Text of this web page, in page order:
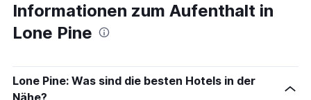
Informationen zum Aufenthalt in
Lone Pine
Lone Pine: Was sind die besten Hotels in der